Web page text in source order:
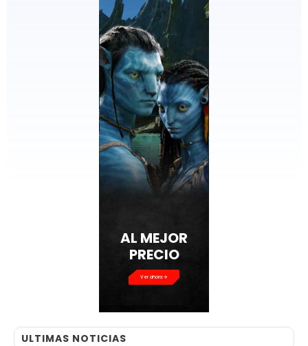
AL MEJOR
PRECIO
Ver ahora
ULTIMAS NOTICIAS